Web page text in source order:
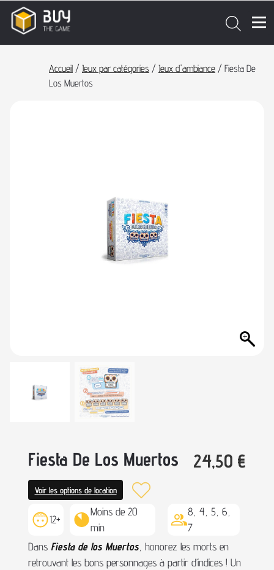
Accueil / Jeux par catégories / Jeux d'ambiance / Fiesta De
Los Muertos
Fiesta De Los Muertos 24,50 €
Voir les options de location
12+
Moins de 20
min
8, 4, 5, 6,
7
Dans Fiesta de los Muertos, honorez les morts en
retrouvant les bons personnages à partir d’indices ! Un